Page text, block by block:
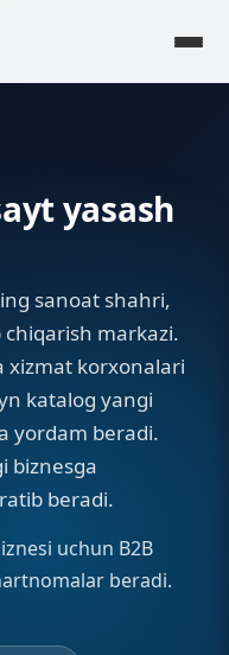
yasash
sanoat shahri,
markazi.
xizmat korxonalari
katalog yangi
yordam beradi.
biznesga
beradi.
uchun B2B
beradi.